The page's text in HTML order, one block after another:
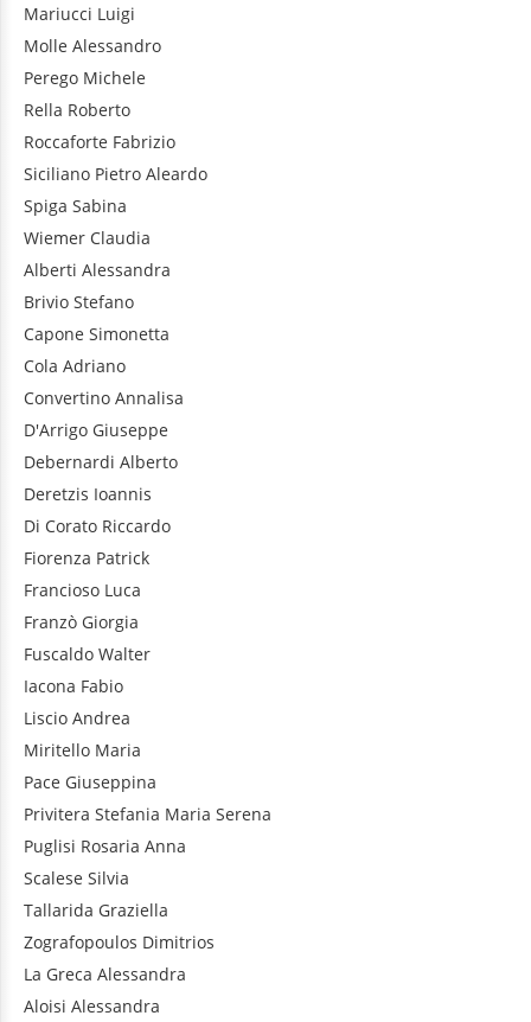
Mariucci Luigi
Molle Alessandro
Perego Michele
Rella Roberto
Roccaforte Fabrizio
Siciliano Pietro Aleardo
Spiga Sabina
Wiemer Claudia
Alberti Alessandra
Brivio Stefano
Capone Simonetta
Cola Adriano
Convertino Annalisa
D'Arrigo Giuseppe
Debernardi Alberto
Deretzis Ioannis
Di Corato Riccardo
Fiorenza Patrick
Francioso Luca
Franzò Giorgia
Fuscaldo Walter
Iacona Fabio
Liscio Andrea
Miritello Maria
Pace Giuseppina
Privitera Stefania Maria Serena
Puglisi Rosaria Anna
Scalese Silvia
Tallarida Graziella
Zografopoulos Dimitrios
La Greca Alessandra
Aloisi Alessandra